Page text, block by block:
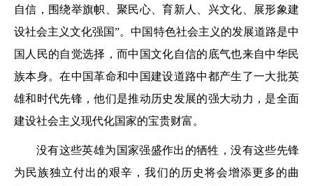
自信，围绕举旗帜、聚民心、育新人、兴文化、展形象建
设社会主义文化强国”。中国特色社会主义的发展道路是中
国人民的自觉选择，而中国文化自信的底气也来自中华民
族本身。在中国革命和中国建设道路中都产生了一大批英
雄和时代先锋，他们是推动历史发展的强大动力，是全面
建设社会主义现代化国家的宝贵财富。
没有这些英雄为国家强盛作出的牺牲，没有这些先锋
为民族独立付出的艰辛，我们的历史将会增添更多的曲